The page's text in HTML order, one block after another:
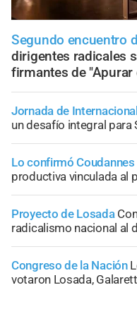
Segundo encuentro
dirigentes radicales
firmantes de "Apurar
Jornada de
un desafío integral para
Lo confirmó Coudannes
productiva vinculada al
Proyecto de Losada
radicalismo nacional al
Congreso de la Nación
votaron Losada,